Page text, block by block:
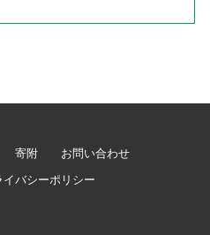
寄附
お問い合わせ
イバシーポリシー